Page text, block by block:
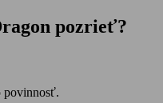
pozrieť?
povinnosť.